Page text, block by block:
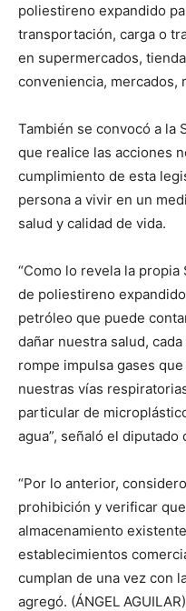
poliestireno expandido
transportación, carga o
en supermercados,
conveniencia, mercados,
También se convocó a la
que realice las acciones
cumplimiento de esta
persona a vivir en un
salud y calidad de vida.
“Como lo revela la propia
de poliestireno
petróleo que puede
dañar nuestra salud,
rompe impulsa gases
nuestras vías
particular de
agua”, señaló el diputado
“Por lo anterior,
prohibición y verificar
almacenamiento
establecimientos
cumplan de una vez con
agregó. (ÁNGEL AGUILAR)